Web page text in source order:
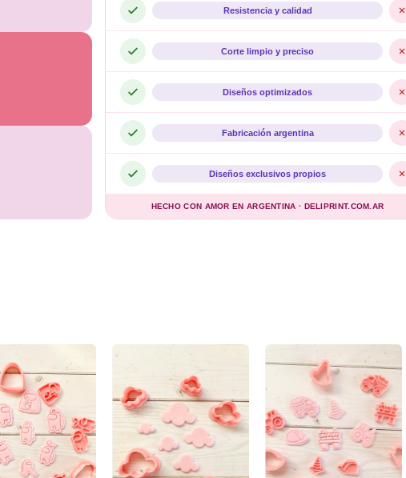
Resistencia y calidad
Corte limpio y preciso
Diseños optimizados
Fabricación argentina
Diseños exclusivos propios
HECHO CON AMOR EN ARGENTINA · DELIPRINT.COM.AR